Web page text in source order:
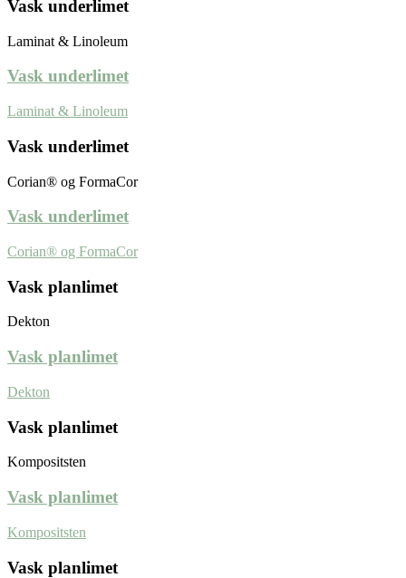
Vask underlimet
Laminat & Linoleum
Vask underlimet
Laminat & Linoleum
Vask underlimet
Corian® og FormaCor
Vask underlimet
Corian® og FormaCor
Vask planlimet
Dekton
Vask planlimet
Dekton
Vask planlimet
Kompositsten
Vask planlimet
Kompositsten
Vask planlimet